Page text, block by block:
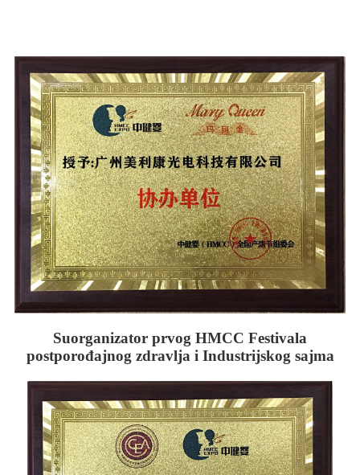
Suorganizator prvog HMCC Festivala
postporođajnog zdravlja i Industrijskog sajma